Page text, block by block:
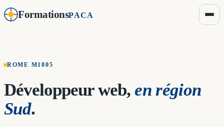
FormationsPACA
ROME M1805
Développeur web,en région
Sud.